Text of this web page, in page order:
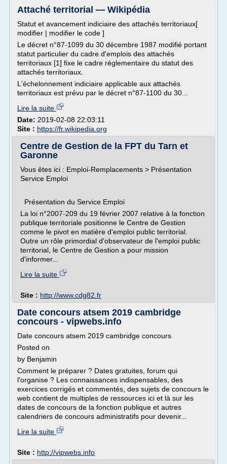
Attaché territorial — Wikipédia
Statut et avancement indiciaire des attachés territoriaux[
modifier | modifier le code ]
Le décret n°87-1099 du 30 décembre 1987 modifié portant
statut particulier du cadre d'emplois des attachés
territoriaux [1] fixe le cadre réglementaire du statut des
attachés territoriaux.
L'échelonnement indiciaire applicable aux attachés
territoriaux est prévu par le décret n°87-1100 du 30...
Lire la suite
Date: 2019-02-08 22:03:11
Site : https://fr.wikipedia.org
Centre de Gestion de la FPT du Tarn et
Garonne
Vous êtes ici : Emploi-Remplacements > Présentation
Service Emploi
Présentation du Service Emploi
La loi n°2007-209 du 19 février 2007 relative à la fonction
publique territoriale positionne le Centre de Gestion
comme le pivot en matière d'emploi public territorial.
Outre un rôle primordial d'observateur de l'emploi public
territorial, le Centre de Gestion a pour mission
d'informer...
Lire la suite
Site : http://www.cdg82.fr
Date concours atsem 2019 cambridge
concours - vipwebs.info
Date concours atsem 2019 cambridge concours
Posted on
by Benjamin
Comment le préparer ? Dates gratuites, forum qui
l'organise ? Les connaissances indispensables, des
exercices corrigés et commentés, des sujets de concours le
web contient de multiples de ressources ici et là sur les
dates de concours de la fonction publique et autres
calendriers de concours administratifs pour devenir...
Lire la suite
Site : http://vipwebs.info